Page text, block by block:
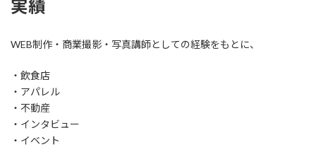
実績
WEB制作・商業撮影・写真講師としての経験をもとに、
・飲食店
・アパレル
・不動産
・インタビュー
・イベント